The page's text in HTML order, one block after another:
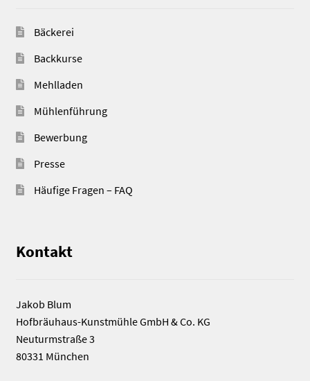
Bäckerei
Backkurse
Mehlladen
Mühlenführung
Bewerbung
Presse
Häufige Fragen – FAQ
Kontakt
Jakob Blum
Hofbräuhaus-Kunstmühle GmbH & Co. KG
Neuturmstraße 3
80331 München